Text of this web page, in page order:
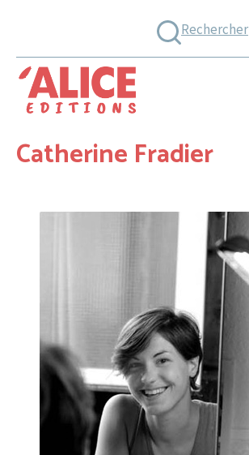
Rechercher
Catherine Fradier